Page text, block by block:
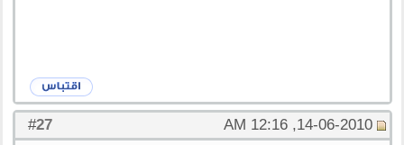
#
27 14-06-2010, 12:16 AM